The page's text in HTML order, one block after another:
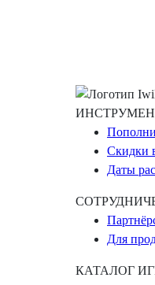
Скидки
Даты
Для
КАТАЛОГ